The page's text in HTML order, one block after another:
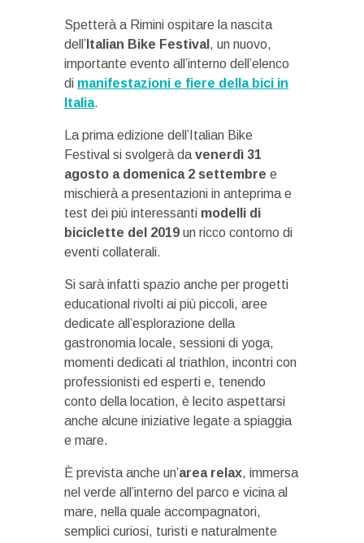
Spetterà a Rimini ospitare la nascita
dell’ Italian Bike Festival , un nuovo,
importante evento all’interno dell’elenco
di manifestazioni e fiere della bici in
Italia.
La prima edizione dell’Italian Bike
Festival si svolgerà da venerdì 31
agosto a domenica 2 settembre e
mischierà a presentazioni in anteprima e
test dei più interessanti modelli di
biciclette del 2019 un ricco contorno di
eventi collaterali.
Si sarà infatti spazio anche per progetti
educational rivolti ai più piccoli, aree
dedicate all’esplorazione della
gastronomia locale, sessioni di yoga,
momenti dedicati al triathlon, incontri con
professionisti ed esperti e, tenendo
conto della location, è lecito aspettarsi
anche alcune iniziative legate a spiaggia
e mare.
È prevista anche un’area relax, immersa
nel verde all’interno del parco e vicina al
mare, nella quale accompagnatori,
semplici curiosi, turisti e naturalmente